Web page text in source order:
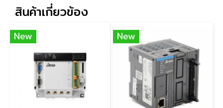
สินค้าเกี่ยวข้อง
New New